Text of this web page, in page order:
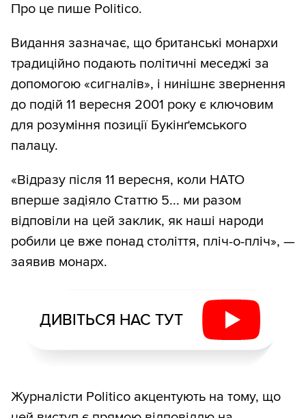
Про це пише Politico.
Видання зазначає, що британські монархи
традиційно подають політичні меседжі за
допомогою «сигналів», і нинішнє звернення
до подій 11 вересня 2001 року є ключовим
для розуміння позиції Букінґемського
палацу.
«Відразу після 11 вересня, коли НАТО
вперше задіяло Статтю 5... ми разом
відповіли на цей заклик, як наші народи
робили це вже понад століття, пліч-о-пліч», —
заявив монарх.
ДИВІТЬСЯ НАС ТУТ
Журналісти Politico акцентують на тому, що